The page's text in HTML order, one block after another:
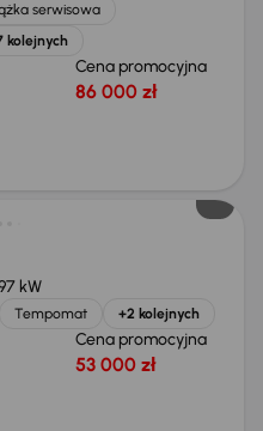
serwisowa
kolejnych
Cena promocyjna
86 000 zł
kW
Tempomat +2 kolejnych
Cena promocyjna
53 000 zł